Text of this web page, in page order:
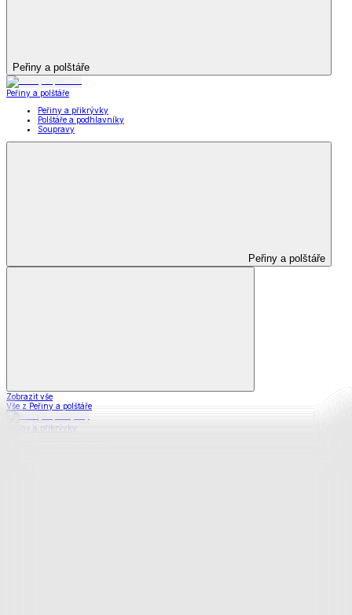
Peřiny a polštáře
Peřiny a polštáře
Peřiny a přikrývky
Polštáře a podhlavníky
Soupravy
Peřiny a polštáře
Zobrazit vše
Vše z Peřiny a polštáře
Peřiny a přikrývky